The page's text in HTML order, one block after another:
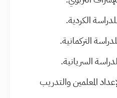
الكردية.
التركمانية.
السريانية.
المعلمين والتدريب